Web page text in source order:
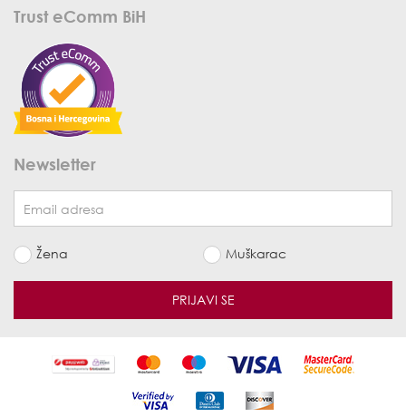
Trust eComm BiH
Newsletter
Žena Muškarac
PRIJAVI SE